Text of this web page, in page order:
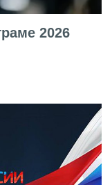
2026